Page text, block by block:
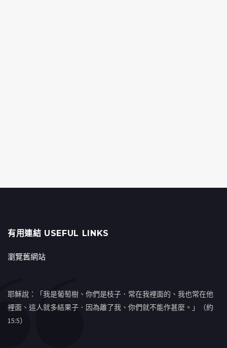
有用連結 USEFUL LINKS
瀏覽舊網站
耶穌說：「我是葡萄樹、你們是枝子．常在我裡面的、我也常在他
裡面、這人就多結果子．因為離了我、你們就不能作甚麼。」（約
15:5）